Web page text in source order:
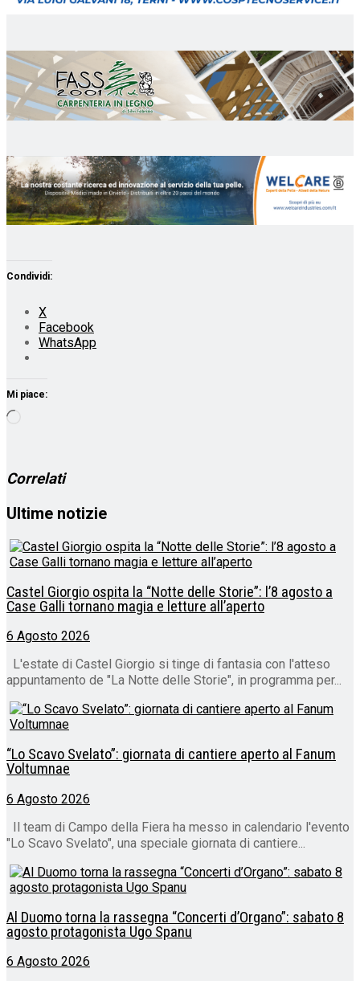
Condividi:
X
Facebook
WhatsApp
Mi piace:
Correlati
Ultime notizie
Castel Giorgio ospita la “Notte delle Storie”: l’8 agosto a
Case Galli tornano magia e letture all’aperto
6 Agosto 2026
L'estate di Castel Giorgio si tinge di fantasia con l'atteso
appuntamento de "La Notte delle Storie", in programma per...
“Lo Scavo Svelato”: giornata di cantiere aperto al Fanum
Voltumnae
6 Agosto 2026
Il team di Campo della Fiera ha messo in calendario l'evento
"Lo Scavo Svelato", una speciale giornata di cantiere...
Al Duomo torna la rassegna “Concerti d’Organo”: sabato 8
agosto protagonista Ugo Spanu
6 Agosto 2026